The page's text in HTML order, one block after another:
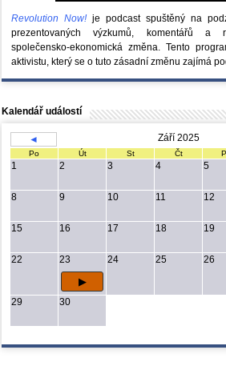
Revolution Now! je podcast spuštěný na
prezentovaných výzkumů, komentářů a
společensko-ekonomická změna. Tento
aktivistu, který se o tuto zásadní změnu zajímá
Kalendář událostí
◄ Září 2025
Po Út St Čt
1 2 3 4 5
8 9 10 11 12
15 16 17 18 19
22 23 24 25 26
29 30